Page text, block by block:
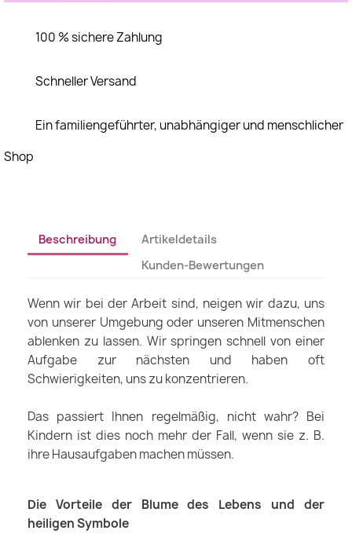
100 % sichere Zahlung
Schneller Versand
Ein familiengeführter, unabhängiger und menschlicher
Shop
Beschreibung
Artikeldetails
Kunden-Bewertungen
Wenn wir bei der Arbeit sind, neigen wir dazu, uns
von unserer Umgebung oder unseren Mitmenschen
ablenken zu lassen. Wir springen schnell von einer
Aufgabe zur nächsten und haben oft
Schwierigkeiten, uns zu konzentrieren.
Das passiert Ihnen regelmäßig, nicht wahr? Bei
Kindern ist dies noch mehr der Fall, wenn sie z. B.
ihre Hausaufgaben machen müssen.
Die Vorteile der Blume des Lebens und der
heiligen Symbole